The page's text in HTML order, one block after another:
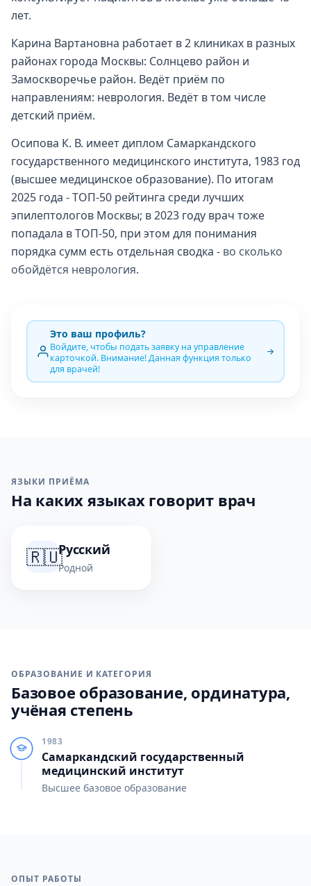
лет.
Карина Вартановна работает в 2 клиниках в разных
районах города Москвы: Солнцево район и
Замоскворечье район. Ведёт приём по
направлениям: неврология. Ведёт в том числе
детский приём.
Осипова К. В. имеет диплом Самаркандского
государственного медицинского института, 1983 год
(высшее медицинское образование). По итогам
2025 года - ТОП-50 рейтинга среди лучших
эпилептологов Москвы; в 2023 году врач тоже
попадала в ТОП-50, при этом для понимания
порядка сумм есть отдельная сводка - во сколько
обойдётся неврология.
Это ваш профиль?
Войдите, чтобы подать заявку на управление
карточкой. Внимание! Данная функция только
для врачей!
ЯЗЫКИ ПРИЁМА
На каких языках говорит врач
🇷🇺Русский
Родной
ОБРАЗОВАНИЕ И КАТЕГОРИЯ
Базовое образование, ординатура,
учёная степень
1983
Самаркандский государственный
медицинский институт
Высшее базовое образование
ОПЫТ РАБОТЫ